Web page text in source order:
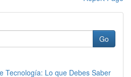
Go
Tecnología: Lo que Debes Saber